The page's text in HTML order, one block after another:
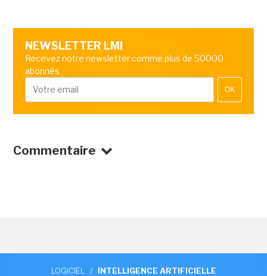
NEWSLETTER LMI
Recevez notre newsletter comme plus de 50000
abonnés
OK
Commentaire
LOGICIEL / INTELLIGENCE ARTIFICIELLE